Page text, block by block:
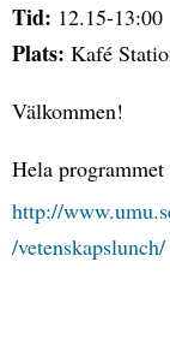
Tid: 12.15-13:00
Plats: Kafé
Välkommen!
Hela programmet
http://
/vetenskapslunch/